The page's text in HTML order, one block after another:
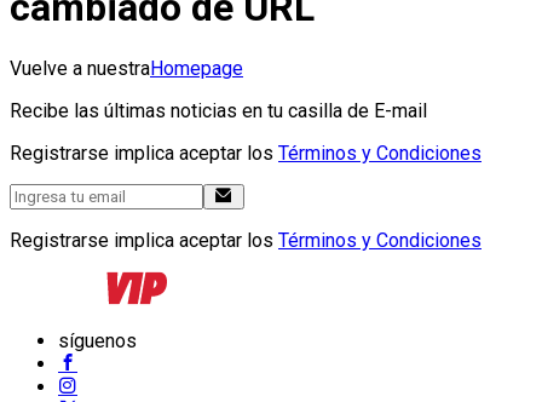
Vuelve a nuestraHomepage
Recibe las últimas noticias en tu casilla de E-mail
Registrarse implica aceptar los Términos y Condiciones
Registrarse implica aceptar los Términos y Condiciones
síguenos